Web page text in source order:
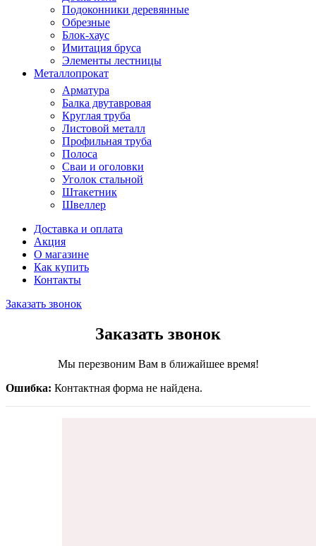
Подоконники деревянные
Обрезные
Блок-хаус
Имитация бруса
Элементы лестницы
Металлопрокат
Арматура
Балка двутавровая
Круглая труба
Листовой металл
Профильная труба
Полоса
Сваи и оголовки
Уголок стальной
Штакетник
Швеллер
Доставка и оплата
Акция
О магазине
Как купить
Контакты
Заказать звонок
Заказать звонок
Мы перезвоним Вам в ближайшее время!
Ошибка: Контактная форма не найдена.